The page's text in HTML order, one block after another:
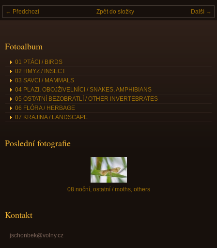
← Předchozí Další →
Zpět do složky
Fotoalbum
01 PTÁCI / BIRDS
02 HMYZ / INSECT
03 SAVCI / MAMMALS
04 PLAZI, OBOJŽIVELNÍCI / SNAKES, AMPHIBIANS
05 OSTATNÍ BEZOBRATLÍ / OTHER INVERTEBRATES
06 FLÓRA / HERBAGE
07 KRAJINA / LANDSCAPE
Poslední fotografie
08 noční, ostatní / moths, others
Kontakt
jschonbek@volny.cz